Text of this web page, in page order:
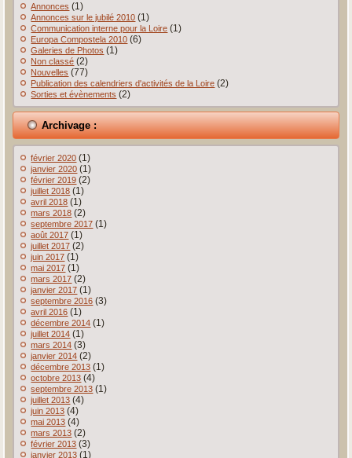
Annonces (1)
Annonces sur le jubilé 2010 (1)
Communication interne pour la Loire (1)
Europa Compostela 2010 (6)
Galeries de Photos (1)
Non classé (2)
Nouvelles (77)
Publication des calendriers d'activités de la Loire (2)
Sorties et évènements (2)
Archivage :
février 2020 (1)
janvier 2020 (1)
février 2019 (2)
juillet 2018 (1)
avril 2018 (1)
mars 2018 (2)
septembre 2017 (1)
août 2017 (1)
juillet 2017 (2)
juin 2017 (1)
mai 2017 (1)
mars 2017 (2)
janvier 2017 (1)
septembre 2016 (3)
avril 2016 (1)
décembre 2014 (1)
juillet 2014 (1)
mars 2014 (3)
janvier 2014 (2)
décembre 2013 (1)
octobre 2013 (4)
septembre 2013 (1)
juillet 2013 (4)
juin 2013 (4)
mai 2013 (4)
mars 2013 (2)
février 2013 (3)
janvier 2013 (1)